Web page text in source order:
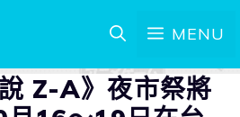
MENU
Z-A》夜市祭將